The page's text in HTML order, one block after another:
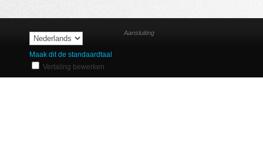
Maak dit de standaardtaal
Vertaling bewerken
Aansluiting